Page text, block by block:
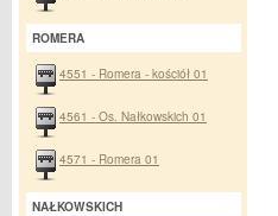
ROMERA
4551 - Romera - kościół 01
4561 - Os. Nałkowskich 01
4571 - Romera 01
NAŁKOWSKICH